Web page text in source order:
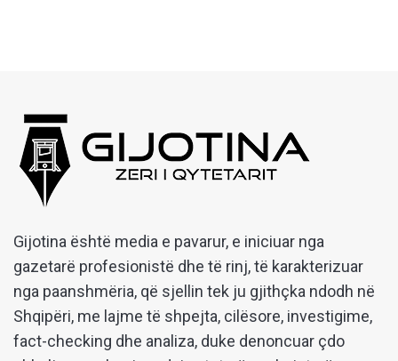
Gijotina është media e pavarur, e iniciuar nga
gazetarë profesionistë dhe të rinj, të karakterizuar
nga paanshmëria, që sjellin tek ju gjithçka ndodh në
Shqipëri, me lajme të shpejta, cilësore, investigime,
fact-checking dhe analiza, duke denoncuar çdo